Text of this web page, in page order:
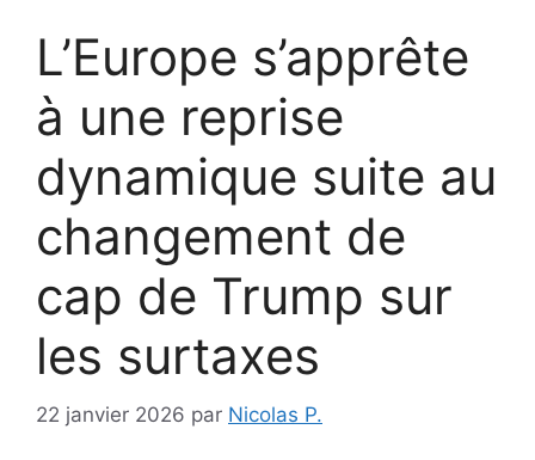
L’Europe s’apprête
à une reprise
dynamique suite au
changement de
cap de Trump sur
les surtaxes
22 janvier 2026 par Nicolas P.